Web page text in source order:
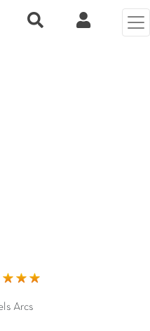
contacter
Recherche rapide
Mi
Arcs